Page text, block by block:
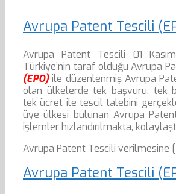
Avrupa Patent Tescili
Avrupa Patent Tescili 01
Türkiye’nin taraf olduğu Avrupa
(EPO)ile düzenlenmiş Avrupa
olan ülkelerde tek başvuru, tek
tek ücret ile tescil talebini
üye ülkesi bulunan Avrupa
işlemler hızlandırılmakta,
Avrupa Patent Tescili verilmesine
Avrupa Patent Tescili